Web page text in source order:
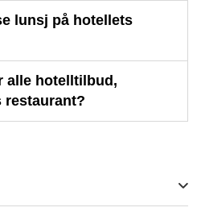
lunsj på hotellets
alle hotelltilbud,
restaurant?